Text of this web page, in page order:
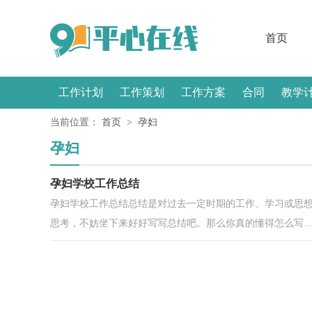
首页
工作计划 工作策划 工作方案 合同 教学
感言
当前位置： 首页 > 孕妇
孕妇
孕妇学校工作总结
孕妇学校工作总结总结是对过去一定时期的工作、学习或思
思考，不妨坐下来好好写写总结吧。那么你真的懂得怎么写...